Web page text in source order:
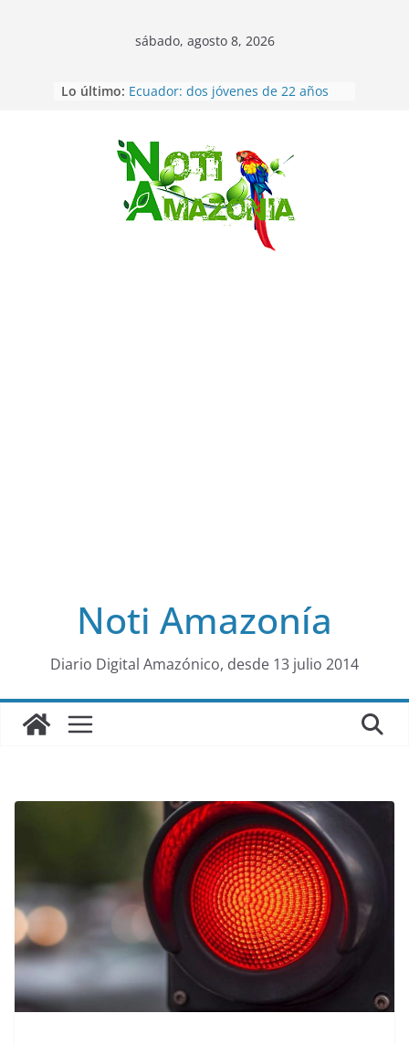
Saltar
al
sábado, agosto 8, 2026
Lo último: Archidona
muertos en Puerto lopez
Sentencian a 34 años de prisión a
implicados en caso de Alison,
oriunda de Tena
Vozinha, el arquero sensación de
cabo Verde, ya llegó para
Noti Amazonía
Diario Digital Amazónico, desde 13 julio 2014